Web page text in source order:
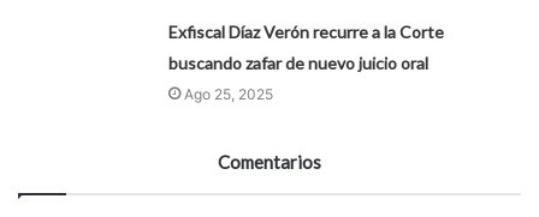
Exfiscal Díaz Verón recurre a la Corte
buscando zafar de nuevo juicio oral
Ago 25, 2025
Comentarios